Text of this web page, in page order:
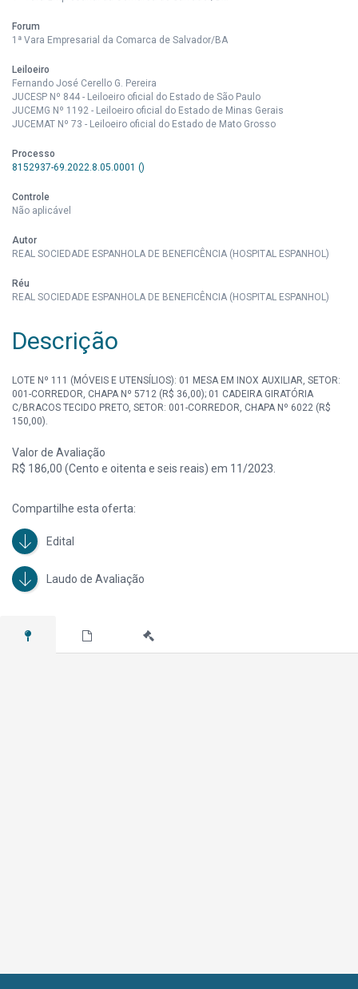
Forum
1ª Vara Empresarial da Comarca de Salvador/BA
Leiloeiro
Fernando José Cerello G. Pereira
JUCESP Nº 844 - Leiloeiro oficial do Estado de São Paulo
JUCEMG Nº 1192 - Leiloeiro oficial do Estado de Minas Gerais
JUCEMAT Nº 73 - Leiloeiro oficial do Estado de Mato Grosso
Processo
8152937-69.2022.8.05.0001 ()
Controle
Não aplicável
Autor
REAL SOCIEDADE ESPANHOLA DE BENEFICÊNCIA (HOSPITAL ESPANHOL)
Réu
REAL SOCIEDADE ESPANHOLA DE BENEFICÊNCIA (HOSPITAL ESPANHOL)
Descrição
LOTE Nº 111 (MÓVEIS E UTENSÍLIOS): 01 MESA EM INOX AUXILIAR, SETOR:
001-CORREDOR, CHAPA Nº 5712 (R$ 36,00); 01 CADEIRA GIRATÓRIA
C/BRACOS TECIDO PRETO, SETOR: 001-CORREDOR, CHAPA Nº 6022 (R$
150,00).
Valor de Avaliação
R$ 186,00 (Cento e oitenta e seis reais) em 11/2023.
Compartilhe esta oferta:
Edital
Laudo de Avaliação